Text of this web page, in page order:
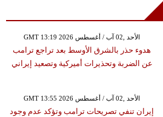
GMT 13:19 2026 الأحد ,02 آب / أغسطس
هدوء حذر بالشرق الأوسط بعد تراجع ترامب
عن الضربة وتحذيرات أميركية وتصعيد إيراني
GMT 13:55 2026 الأحد ,02 آب / أغسطس
إيران تنفي تصريحات ترامب وتؤكد عدم وجود